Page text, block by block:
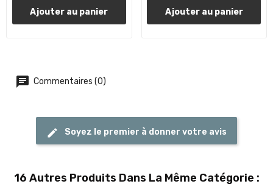
Ajouter au panier Ajouter au panier
Commentaires (0)
Soyez le premier à donner votre avis
16 Autres Produits Dans La Même Catégorie :